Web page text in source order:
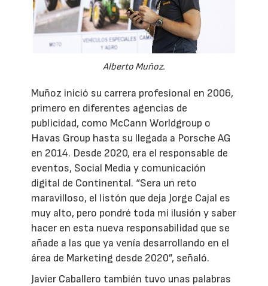
Alberto Muñoz.
Muñoz inició su carrera profesional en 2006,
primero en diferentes agencias de
publicidad, como McCann Worldgroup o
Havas Group hasta su llegada a Porsche AG
en 2014. Desde 2020, era el responsable de
eventos, Social Media y comunicación
digital de Continental. “Sera un reto
maravilloso, el listón que deja Jorge Cajal es
muy alto, pero pondré toda mi ilusión y saber
hacer en esta nueva responsabilidad que se
añade a las que ya venía desarrollando en el
área de Marketing desde 2020”, señaló.
Javier Caballero también tuvo unas palabras